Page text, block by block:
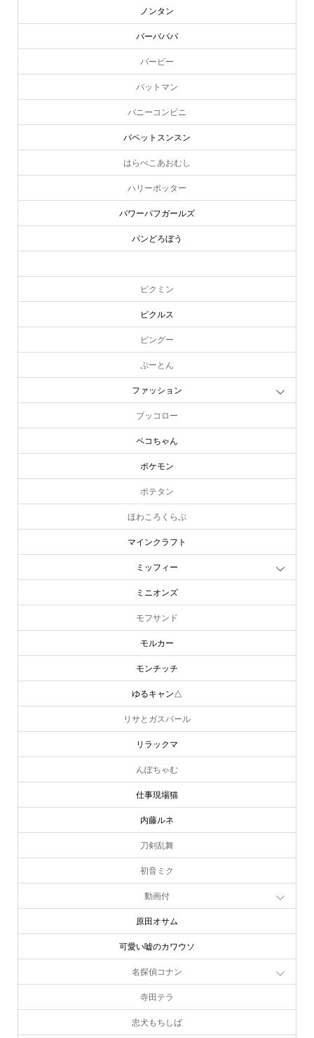
ノンタン
バービー
バットマン
バニーコンビニ
パペットスンスン
はらぺこあおむし
ハリーポッター
パワーパフガールズ
パンどろぼう
ピクミン
ピクルス
ピングー
ぷーとん
ファッション
ブッコロー
ペコちゃん
ポケモン
ポテタン
ほわころくらぶ
マインクラフト
ミッフィー
ミニオンズ
モフサンド
モルカー
モンチッチ
ゆるキャン△
リサとガスパール
リラックマ
んぽちゃむ
仕事現場猫
内藤ルネ
刀剣乱舞
初音ミク
動画付
原田オサム
可愛い嘘のカワウソ
名探偵コナン
寺田テラ
忠犬もちしば